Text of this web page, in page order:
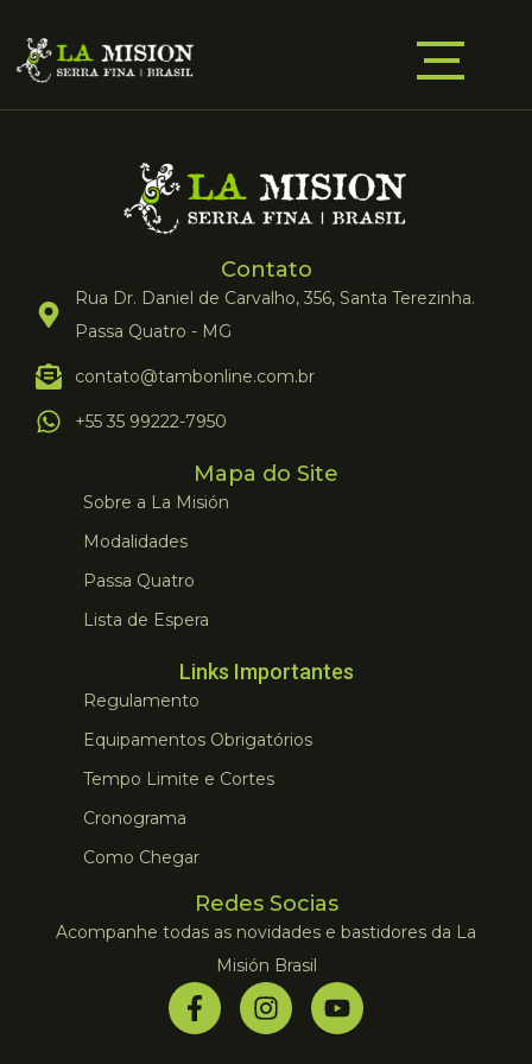
Contato
Rua Dr. Daniel de Carvalho, 356, Santa Terezinha.
Passa Quatro - MG
contato@tambonline.com.br
+55 35 99222-7950
Mapa do Site
Sobre a La Misión
Modalidades
Passa Quatro
Lista de Espera
Links Importantes
Regulamento
Equipamentos Obrigatórios
Tempo Limite e Cortes
Cronograma
Como Chegar
Redes Socias
Acompanhe todas as novidades e bastidores da La
Misión Brasil